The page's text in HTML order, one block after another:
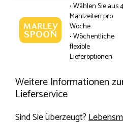
• Wählen Sie aus
Mahlzeiten pro
Woche
• Wöchentliche
flexible
Lieferoptionen
Weitere Informationen
Lieferservice
Sind Sie überzeugt?